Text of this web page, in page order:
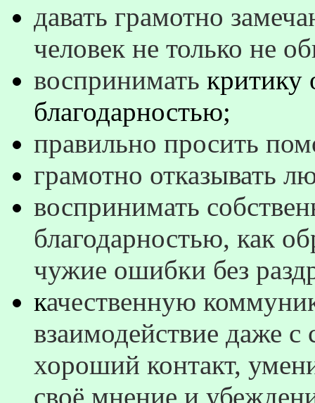
давать грамотно
человек не только не
воспринимать критику
благодарностью;
правильно просить
грамотно отказывать
воспринимать
благодарностью, как
чужие ошибки без
качественную
взаимодействие даже
хороший контакт,
своё мнение и